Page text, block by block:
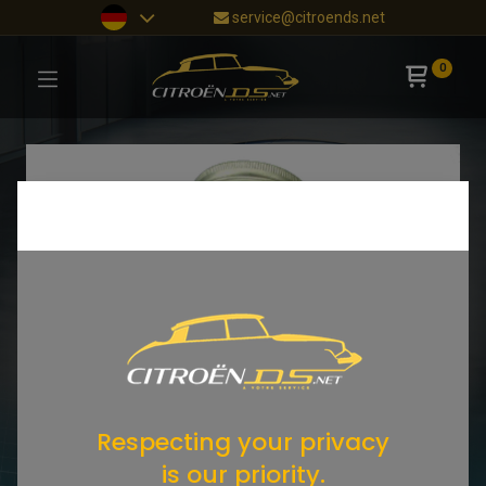
service@citroends.net
0
Respecting your privacy
is our priority.